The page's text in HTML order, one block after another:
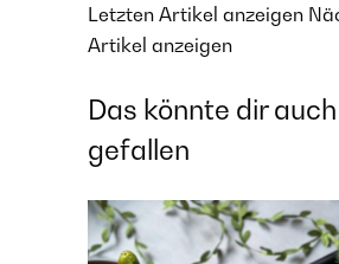
Letzten Artikel anzeigen
Artikel anzeigen
Das könnte dir auch
gefallen